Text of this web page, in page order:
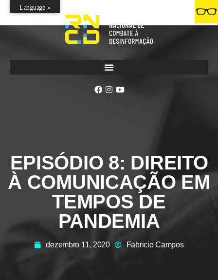
EPISÓDIO 8: DIREITO
À COMUNICAÇÃO EM
TEMPOS DE
PANDEMIA
dezembro 11, 2020 Fabricio Campos
Language »